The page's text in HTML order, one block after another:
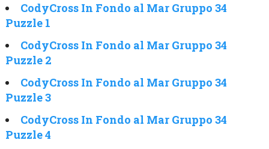
CodyCross In Fondo al Mar Gruppo 34
Puzzle 1
CodyCross In Fondo al Mar Gruppo 34
Puzzle 2
CodyCross In Fondo al Mar Gruppo 34
Puzzle 3
CodyCross In Fondo al Mar Gruppo 34
Puzzle 4